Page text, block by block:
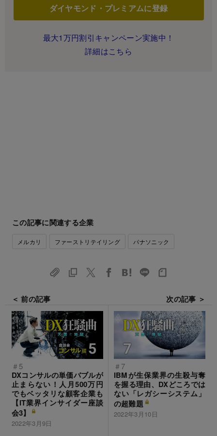
ダイヤモンド・プレミアムに登録
最大1万円割引キャンペーン実施中！
詳細はこちら
この記事に関連する企業
メルカリ ファーストリテイリング パナソニック
＜ 前の記事
＃5
DXコンサルの単価バブルが
止まらない！人月500万円
でもベッタリな顧客企業も
【IT業界インサイダー座談
会3】
2022年3月9日
次の記事 ＞
＃7
IBMが生保業界の生殺与奪
を握る理由、DXどころでは
ない「レガシーシステム」
の超難題
2022年3月10日